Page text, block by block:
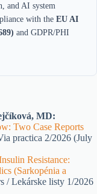
and AI system
with the EU AI
and GDPR/PHI
MD:
Two Case Reports
practica 2/2026 (July
Resistance:
(Sarkopénia a
/ Lekárske listy 1/2026